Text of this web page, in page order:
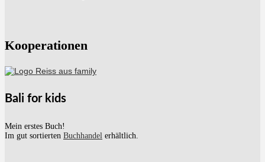
Kooperationen
Bali for kids
Mein erstes Buch!
Im gut sortierten Buchhandel erhältlich.